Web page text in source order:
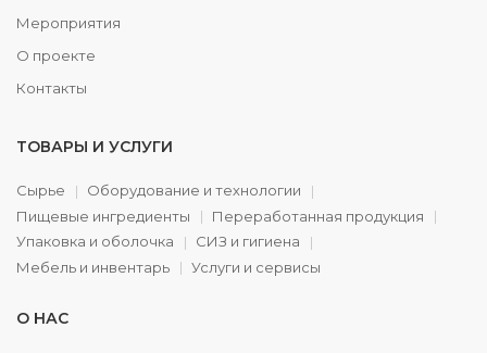
Мероприятия
О проекте
Контакты
ТОВАРЫ И УСЛУГИ
Сырье
Оборудование и технологии
Пищевые ингредиенты
Переработанная продукция
Упаковка и оболочка
СИЗ и гигиена
Мебель и инвентарь
Услуги и сервисы
О НАС